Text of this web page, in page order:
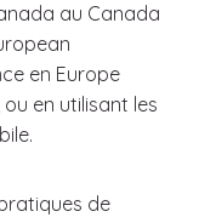
au Canada
en Europe
ou en utilisant les
de